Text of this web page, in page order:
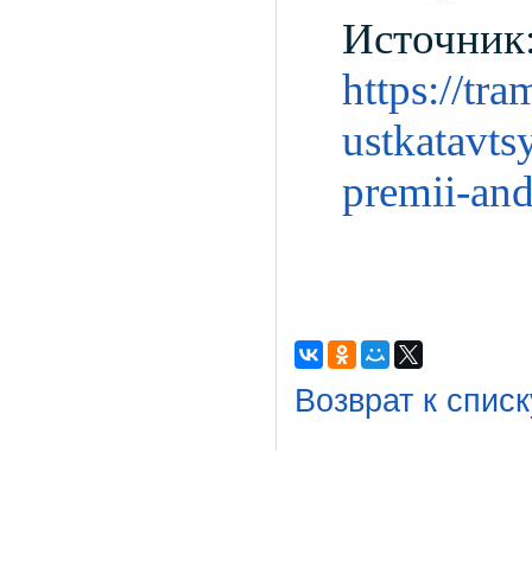
https://
premii-
Возврат к